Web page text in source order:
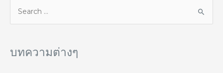
บทความต่างๆ